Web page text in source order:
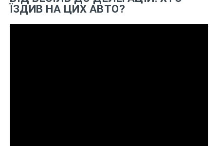
ЇЗДИВ НА ЦИХ АВТО?